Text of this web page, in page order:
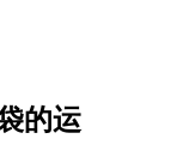
的运